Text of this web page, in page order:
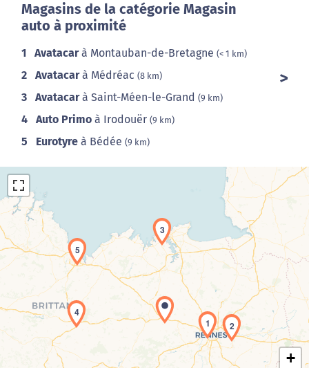
Magasins de la catégorie Magasin
auto à proximité
1 Avatacarà Montauban-de-Bretagne (< 1 km)
2 Avatacarà Médréac (8 km)
3 Avatacarà Saint-Méen-le-Grand (9 km)
4 Auto Primo à Irodouër (9 km)
5 Eurotyre à Bédée (9 km)
Chargement de la carte en cours...
1 2
3
4
5
+